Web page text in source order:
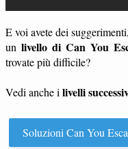
E voi avete dei
unlivello di Can You
trovate più difficile?
Vedi anche i livelli
Soluzioni Can You